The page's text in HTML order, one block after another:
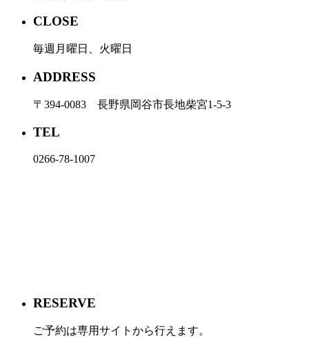
CLOSE
毎週月曜日、火曜日
ADDRESS
〒394-0083 長野県岡谷市長地柴宮1-5-3
TEL
0266-78-1007
RESERVE
ご予約は専用サイトから行えます。